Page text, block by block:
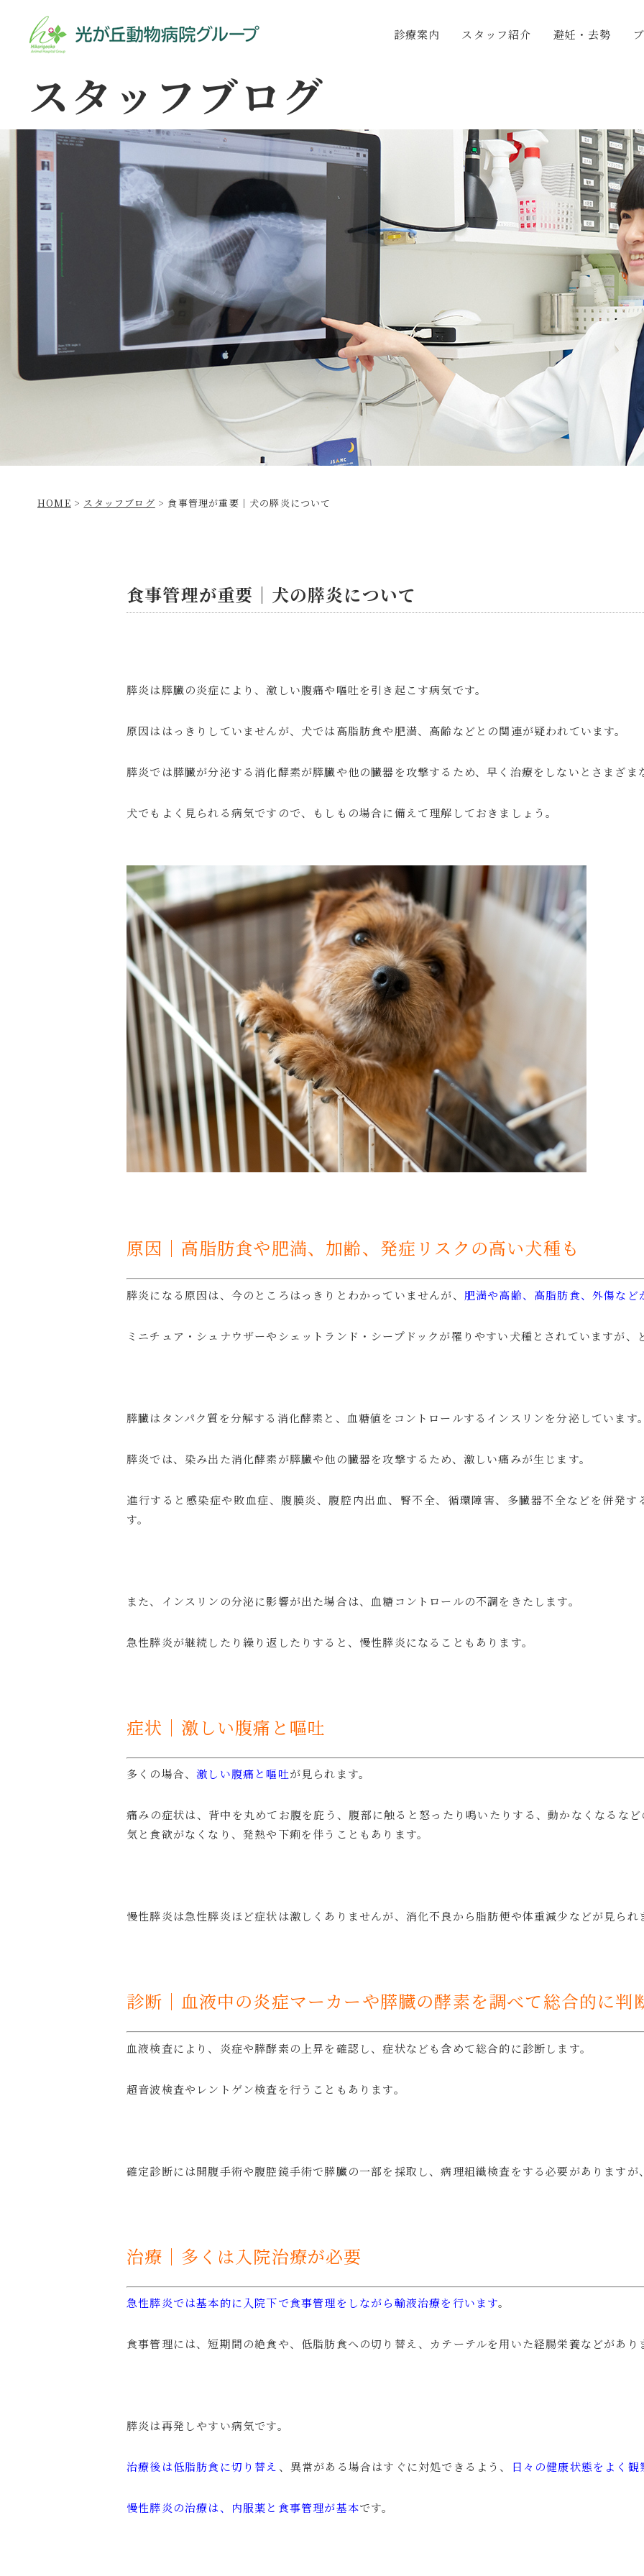
診療案内 スタッフ紹介 避妊・去勢
スタッフブログ
HOME > スタッフブログ >食事管理が重要│犬の膵炎について
食事管理が重要│犬の膵炎について
膵炎は膵臓の炎症により、激しい腹痛や嘔吐を引き起こす病気です。
原因ははっきりしていませんが、犬では高脂肪食や肥満、高齢などとの関連が疑われています。
膵炎では膵臓が分泌する消化酵素が膵臓や他の臓器を攻撃するため、早く治療をしないとさまざま
犬でもよく見られる病気ですので、もしもの場合に備えて理解しておきましょう。
原因｜高脂肪食や肥満、加齢、発症リスクの高い犬種も
膵炎になる原因は、今のところはっきりとわかっていませんが、 肥満や高齢、高脂肪食、外傷など
ミニチュア・シュナウザーやシェットランド・シープドックが罹りやすい犬種とされていますが、
膵臓はタンパク質を分解する消化酵素と、血糖値をコントロールするインスリンを分泌しています。
膵炎では、染み出た消化酵素が膵臓や他の臓器を攻撃するため、激しい痛みが生じます。
進行すると感染症や敗血症、腹膜炎、腹腔内出血、腎不全、循環障害、多臓器不全などを併発す
す。
また、インスリンの分泌に影響が出た場合は、血糖コントロールの不調をきたします。
急性膵炎が継続したり繰り返したりすると、慢性膵炎になることもあります。
症状｜激しい腹痛と嘔吐
多くの場合、激しい腹痛と 嘔吐が見られます。
痛みの症状は、背中を丸めてお腹を庇う、腹部に触ると怒ったり鳴いたりする、動かなくなるな
気と食欲がなくなり、発熱や下痢を伴うこともあります。
慢性膵炎は急性膵炎ほど症状は激しくありませんが、消化不良から脂肪便や体重減少などが見られ
診断｜血液中の炎症マーカーや膵臓の酵素を調べて総合的に判
血液検査により、炎症や膵酵素の上昇を確認し、症状なども含めて総合的に診断します。
超音波検査やレントゲン検査を行うこともあります。
確定診断には開腹手術や腹腔鏡手術で膵臓の一部を採取し、病理組織検査をする必要がありますが
治療｜多くは入院治療が必要
急性膵炎では基本的に入院下で食事管理をしながら輸液治療を行います。
食事管理には、短期間の絶食や、低脂肪食への切り替え、カテーテルを用いた経腸栄養などがあり
膵炎は再発しやすい病気です。
治療後は低脂肪食に切り替え 、異常がある場合はすぐに対処できるよう、 日々の健康状態をよく
慢性膵炎の治療は、内服薬と食事管理が基本です。